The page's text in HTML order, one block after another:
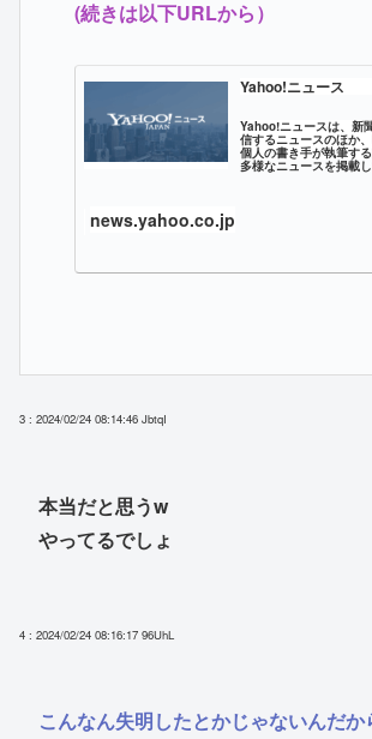
(続きは以下URLから）
Yahoo!ニュース
Yahoo!ニュースは、新
信するニュースのほか
個人の書き手が執筆す
多様なニュースを掲載し
news.yahoo.co.jp
3 : 2024/02/24 08:14:46 JbtqI
本当だと思うw
やってるでしょ
4 : 2024/02/24 08:16:17 96UhL
こんなん失明したとかじゃないんだ